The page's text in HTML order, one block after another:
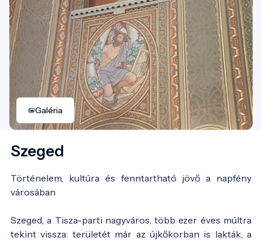
Galéria
Szeged
Történelem, kultúra és fenntartható jövő a napfény
városában
Szeged, a Tisza-parti nagyváros, több ezer éves múltra
tekint vissza: területét már az újkőkorban is lakták, a